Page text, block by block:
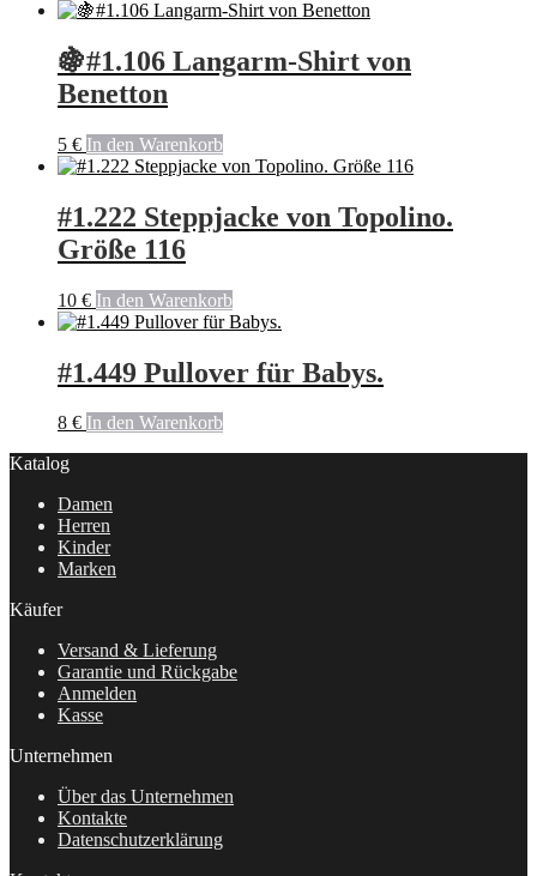
🍇#1.106 Langarm-Shirt von
Benetton
5 € In den Warenkorb
#1.222 Steppjacke von Topolino.
Größe 116
10 € In den Warenkorb
#1.449 Pullover für Babys.
8 € In den Warenkorb
Katalog
Damen
Herren
Kinder
Marken
Käufer
Versand & Lieferung
Garantie und Rückgabe
Anmelden
Kasse
Unternehmen
Über das Unternehmen
Kontakte
Datenschutzerklärung